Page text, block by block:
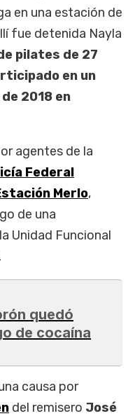
en una estación de
fue detenida Nayla
pilates de 27
en un
2018 en
agentes de la
Federal
Merlo,
de una
Unidad Funcional
quedó
de cocaína
causa por
del remisero José